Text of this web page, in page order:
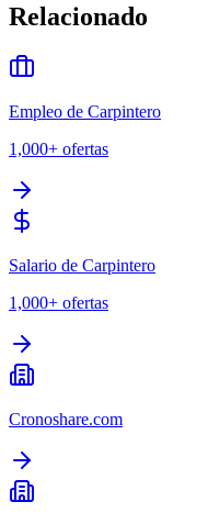
Relacionado
Empleo de Carpintero
1,000+ ofertas
Salario de Carpintero
1,000+ ofertas
Cronoshare.com